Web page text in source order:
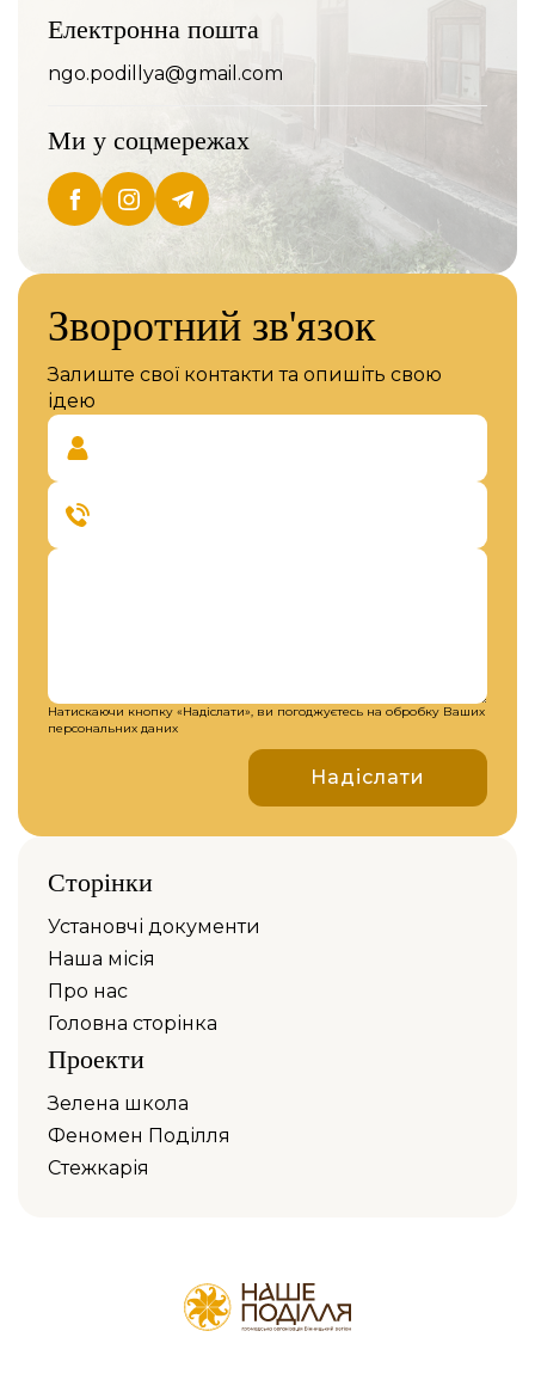
Електронна пошта
ngo.podillya@gmail.com
Ми у соцмережах
Зворотний зв'язок
Залиште свої контакти та опишіть свою
ідею
Натискаючи кнопку «Надіслати», ви погоджуєтесь на обробку Ваших
персональних даних
Надіслати
Сторінки
Установчі документи
Наша місія
Про нас
Головна сторінка
Проекти
Зелена школа
Феномен Поділля
Стежкарія